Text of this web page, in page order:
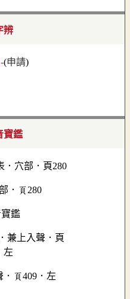
辨
(申請)
寶鑑
．頁280
頁409．左